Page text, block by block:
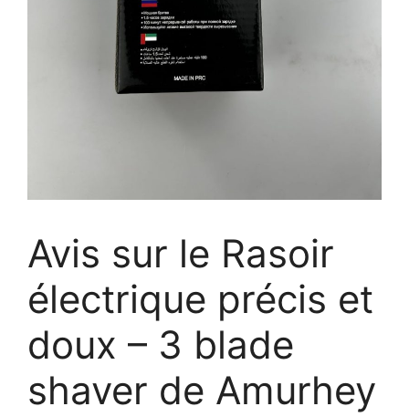
Avis sur le Rasoir
électrique précis et
doux – 3 blade
shaver de Amurhey